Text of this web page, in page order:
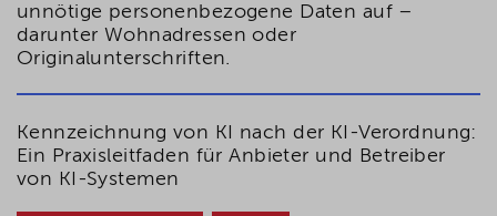
unnötige personenbezogene Daten auf –
darunter Wohnadressen oder
Originalunterschriften.
Kennzeichnung von KI nach der KI-Verordnung:
Ein Praxisleitfaden für Anbieter und Betreiber
von KI-Systemen